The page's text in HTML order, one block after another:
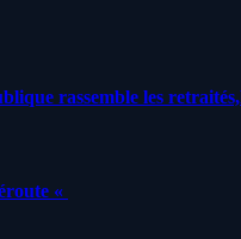
rassemble les
«